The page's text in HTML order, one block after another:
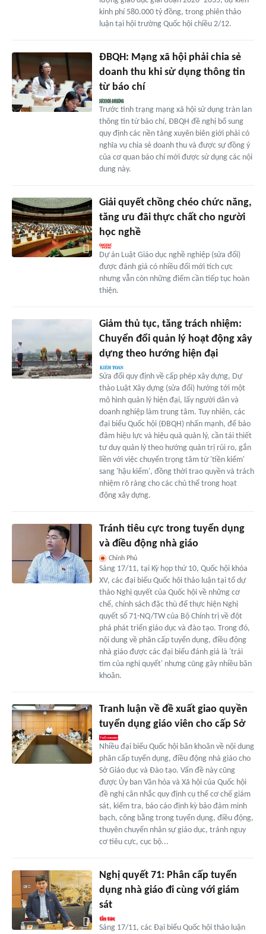
kinh phí 580.000 tỷ đồng, trong phiên thảo
luận tại hội trường Quốc hội chiều 2/12.
ĐBQH: Mạng xã hội phải chia sẻ
doanh thu khi sử dụng thông tin
từ báo chí
Trước tình trạng mạng xã hội sử dụng tràn lan
thông tin từ báo chí, ĐBQH đề nghị bổ sung
quy định các nền tảng xuyên biên giới phải có
nghĩa vụ chia sẻ doanh thu và được sự đồng ý
của cơ quan báo chí mới được sử dụng các nội
dung này.
Giải quyết chồng chéo chức năng,
tăng ưu đãi thực chất cho người
học nghề
Dự án Luật Giáo dục nghề nghiệp (sửa đổi)
được đánh giá có nhiều đổi mới tích cực
nhưng vẫn còn những điểm cần tiếp tục hoàn
thiện.
Giảm thủ tục, tăng trách nhiệm:
Chuyển đổi quản lý hoạt động xây
dựng theo hướng hiện đại
Sửa đổi quy định về cấp phép xây dựng, Dự
thảo Luật Xây dựng (sửa đổi) hướng tới một
mô hình quản lý hiện đại, lấy người dân và
doanh nghiệp làm trung tâm. Tuy nhiên, các
đại biểu Quốc hội (ĐBQH) nhấn mạnh, để bảo
đảm hiệu lực và hiệu quả quản lý, cần tái thiết
tư duy quản lý theo hướng quản trị rủi ro, gắn
liền với việc chuyển trọng tâm từ 'tiền kiểm'
sang 'hậu kiểm', đồng thời trao quyền và trách
nhiệm rõ ràng cho các chủ thể trong hoạt
động xây dựng.
Tránh tiêu cực trong tuyển dụng
và điều động nhà giáo
Chính Phủ
Sáng 17/11, tại Kỳ họp thứ 10, Quốc hội khóa
XV, các đại biểu Quốc hội thảo luận tại tổ dự
thảo Nghị quyết của Quốc hội về những cơ
chế, chính sách đặc thù để thực hiện Nghị
quyết số 71-NQ/TW của Bộ Chính trị về đột
phá phát triển giáo dục và đào tạo. Trong đó,
nội dung về phân cấp tuyển dụng, điều động
nhà giáo được các đại biểu đánh giá là 'trái
tim của nghị quyết' nhưng cũng gây nhiều băn
khoăn.
Tranh luận về đề xuất giao quyền
tuyển dụng giáo viên cho cấp Sở
Nhiều đại biểu Quốc hội băn khoăn về nội dung
phân cấp tuyển dụng, điều động nhà giáo cho
Sở Giáo dục và Đào tạo. Vấn đề này cũng
được Ủy ban Văn hóa và Xã hội của Quốc hội
đề nghị cân nhắc quy định cụ thể cơ chế giám
sát, kiểm tra, báo cáo định kỳ bảo đảm minh
bạch, công bằng trong tuyển dụng, điều động,
thuyên chuyển nhân sự giáo dục, tránh nguy
cơ tiêu cực, cục bộ...
Nghị quyết 71: Phân cấp tuyển
dụng nhà giáo đi cùng với giám
sát
Sáng 17/11, các Đại biểu Quốc hội thảo luận